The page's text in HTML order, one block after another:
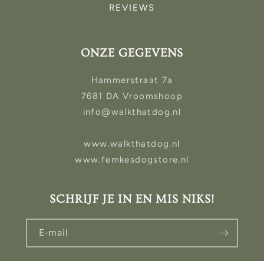
REVIEWS
ONZE GEGEVENS
Hammerstraat 7a
7681 DA Vroomshoop
info@walkthatdog.nl
www.walkthatdog.nl
www.femkesdogstore.nl
SCHRIJF JE IN EN MIS NIKS!
E‑mail